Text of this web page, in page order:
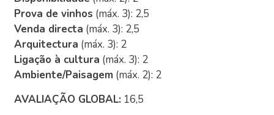
Prova de vinhos (máx. 3): 2,5
Venda directa (máx. 3): 2,5
Arquitectura (máx. 3): 2
Ligação à cultura (máx. 3): 2
Ambiente/Paisagem (máx. 2): 2
AVALIAÇÃO GLOBAL: 16,5